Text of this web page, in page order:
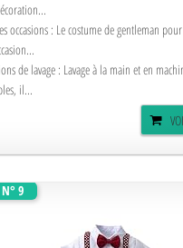
occasions : Le costume de gentleman
de lavage : Lavage à la main et en
il...
N° 9